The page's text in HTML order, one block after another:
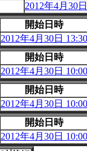
2012年4月30
開始日時
2012年4月30日 13:30
開始日時
2012年4月30日 10:00
開始日時
2012年4月30日 10:00
開始日時
2012年4月30日 10:00